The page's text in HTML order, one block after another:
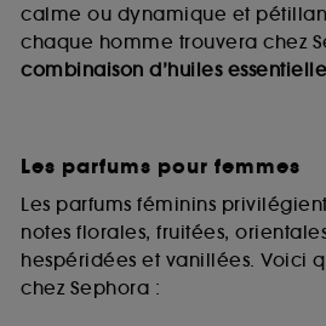
calme ou dynamique et
chaque homme trouvera chez
combinaison d’huiles
Les parfums pour femmes
Les parfums féminins
notes florales, fruitées,
hespéridées et vanillées. Voici
chez Sephora :